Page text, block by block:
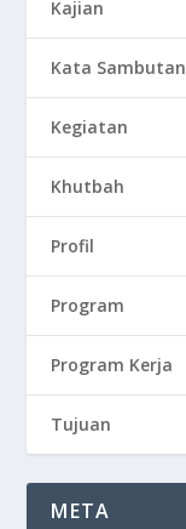
Kajian
Kata Sambutan
Kegiatan
Khutbah
Profil
Program
Program Kerja
Tujuan
META